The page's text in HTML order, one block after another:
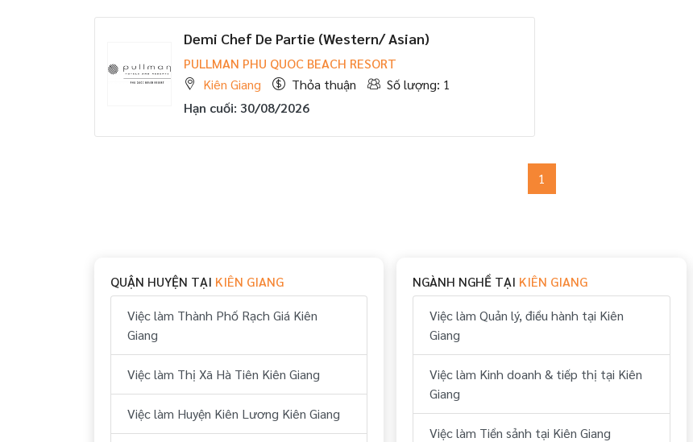
Demi Chef De Partie (Western/ Asian)
PULLMAN PHU QUOC BEACH RESORT
Kiên Giang
Thỏa thuận
Số lượng: 1
Hạn cuối: 30/08/2026
1
QUẬN HUYỆN TẠI KIÊN GIANG
Việc làm Thành Phố Rạch Giá Kiên
Giang
Việc làm Thị Xã Hà Tiên Kiên Giang
Việc làm Huyện Kiên Lương Kiên Giang
NGÀNH NGHỀ TẠI KIÊN GIANG
Việc làm Quản lý, điều hành tại Kiên
Giang
Việc làm Kinh doanh & tiếp thị tại Kiên
Giang
Việc làm Tiền sảnh tại Kiên Giang